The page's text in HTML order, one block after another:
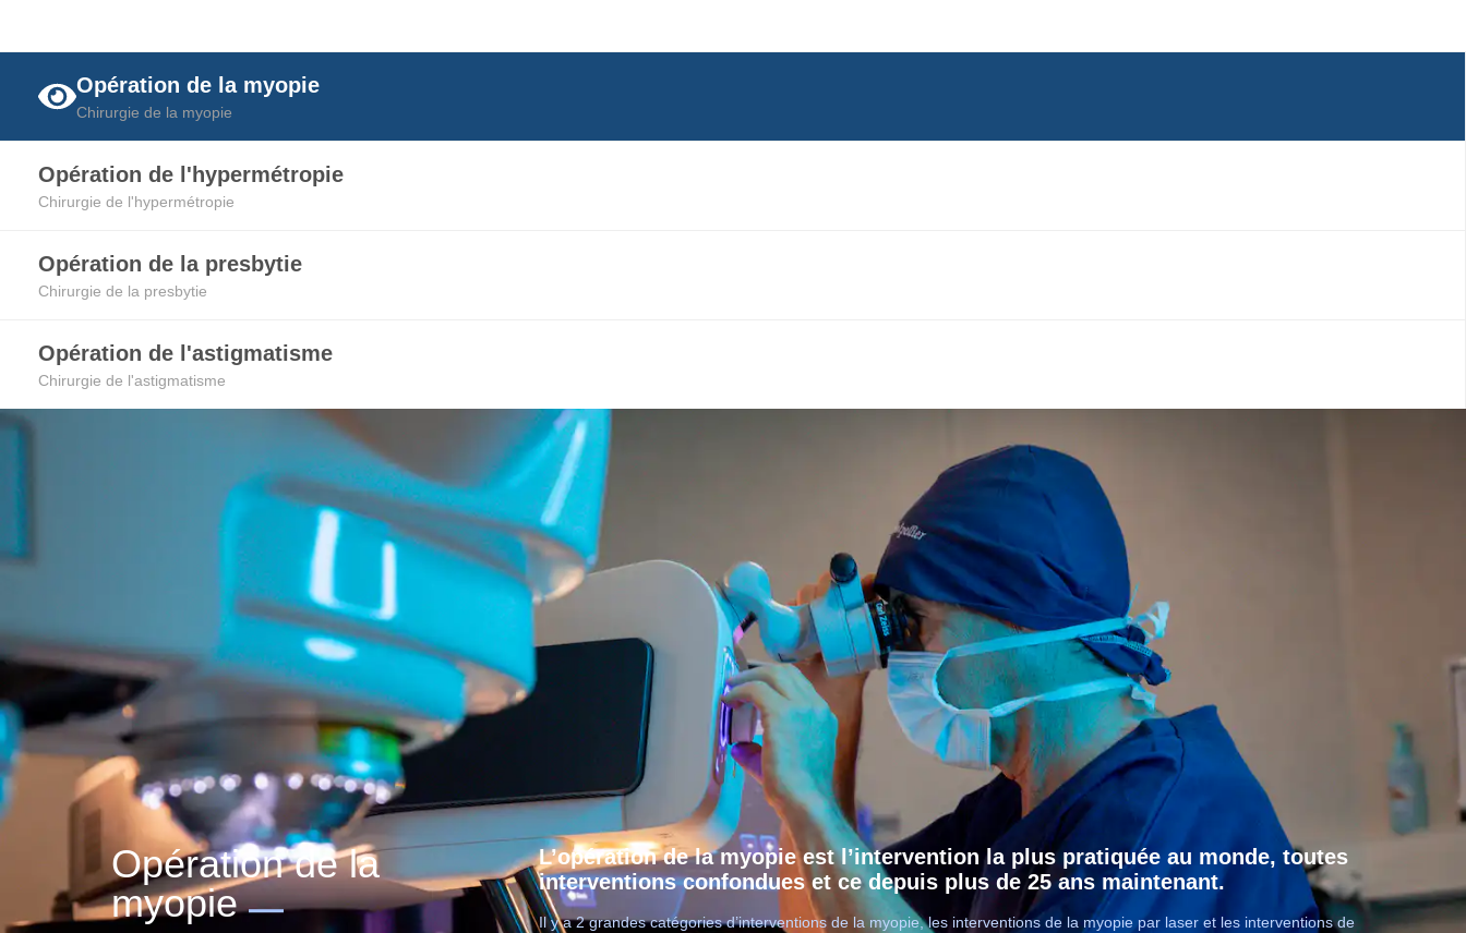
Opération de la myopie
Chirurgie de la myopie
Opération de l'hypermétropie
Chirurgie de l'hypermétropie
Opération de la presbytie
Chirurgie de la presbytie
Opération de l'astigmatisme
Chirurgie de l'astigmatisme
Opération de la
myopie
L’opération de la myopie est l’intervention la plus pratiquée au monde, toutes
interventions confondues et ce depuis plus de 25 ans maintenant.
Il y a 2 grandes catégories d’interventions de la myopie, les interventions de la myopie par laser et les interventions de